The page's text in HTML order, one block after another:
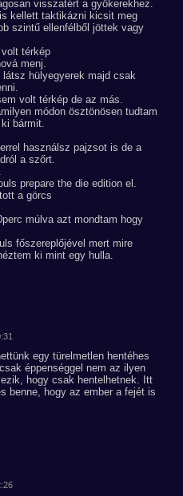
visszatért a gyökerekhez.
kellett taktikázni kicsit meg
szintű ellenfélből jöttek vagy
térkép
menj.
hülyegyerek majd csak
volt térkép de az más.
módon ösztönösen tudtam
bármit.
használsz pajzsot is de a
a szőrt.
prepare the die edition el.
a görcs
múlva azt mondtam hogy
főszereplőjével mert mire
ki mint egy hulla.
egy türelmetlen hentéhes
éppenséggel nem az ilyen
hogy csak hentelhetnek. Itt
benne, hogy az ember a fejét is